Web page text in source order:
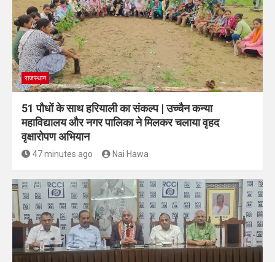
राजस्थान
51 पौधों के साथ हरियाली का संकल्प | उच्चैन कन्या
महाविद्यालय और नगर पालिका ने मिलकर चलाया वृहद
वृक्षारोपण अभियान
47 minutes ago Nai Hawa